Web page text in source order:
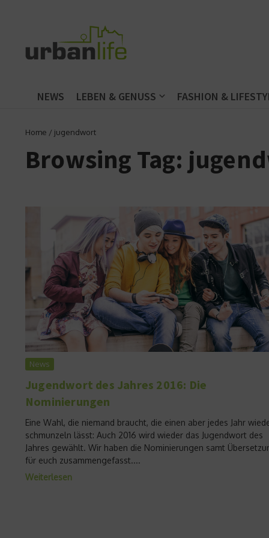
NEWS LEBEN & GENUSS FASHION &
Home / jugendwort
Browsing Tag:
News
Jugendwort des Jahres 2016: Die
Nominierungen
Eine Wahl, die niemand braucht, die einen aber jedes Jahr
schmunzeln lässt: Auch 2016 wird wieder das Jugendwort des
Jahres gewählt. Wir haben die Nominierungen samt
für euch zusammengefasst....
Weiterlesen